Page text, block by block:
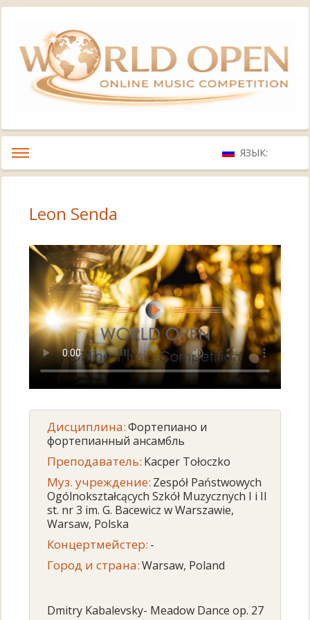
ЯЗЫК:
Leon Senda
Дисциплина:Фортепиано и
фортепианный ансамбль
Преподаватель: Kacper Tołoczko
Муз. учреждение: Zespół Państwowych
Ogólnokształcących Szkół Muzycznych I i II
st. nr 3 im. G. Bacewicz w Warszawie,
Warsaw, Polska
Концертмейстер: -
Город и страна:Warsaw, Poland
Dmitry Kabalevsky- Meadow Dance op. 27